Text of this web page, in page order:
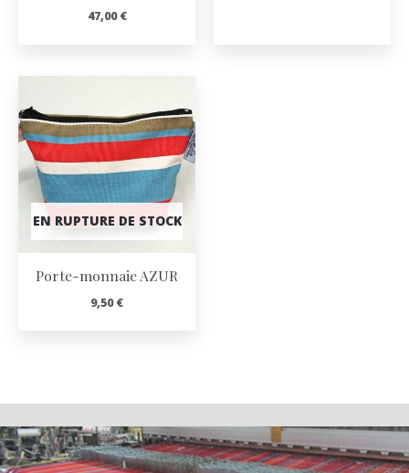
47,00€
EN RUPTURE DE STOCK
Porte-monnaie AZUR
9,50€